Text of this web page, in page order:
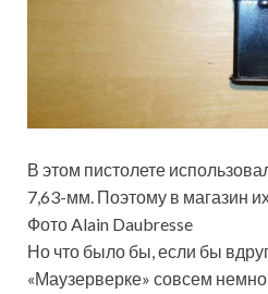
В этом пистолете
7,63-мм. Поэтому в магазин
Фото Alain Daubresse
Но что было бы, если бы
«Маузерверке» совсем